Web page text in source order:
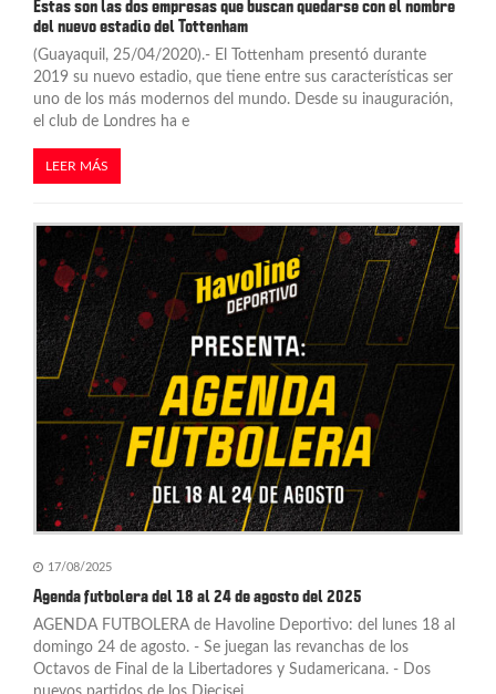
Estas son las dos empresas que buscan quedarse con el nombre
del nuevo estadio del Tottenham
(Guayaquil, 25/04/2020).- El Tottenham presentó durante
2019 su nuevo estadio, que tiene entre sus características ser
uno de los más modernos del mundo. Desde su inauguración,
el club de Londres ha e
LEER MÁS
17/08/2025
Agenda futbolera del 18 al 24 de agosto del 2025
AGENDA FUTBOLERA de Havoline Deportivo: del lunes 18 al
domingo 24 de agosto. - Se juegan las revanchas de los
Octavos de Final de la Libertadores y Sudamericana. - Dos